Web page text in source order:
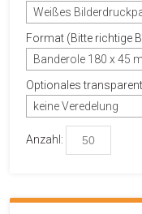
Weißes
Format (Bitte richtige
Banderole 180 x 45
Optionales
keine Veredelung
Anzahl: